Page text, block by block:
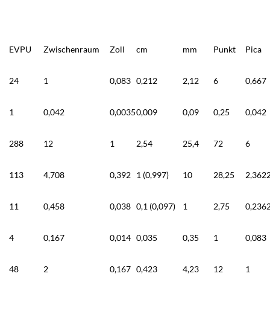
EVPU Zwischenraum Zoll cm mm Punkt Pica
24 1 0,083 0,212 2,12 6 0,667
1 0,042 0,00350,009 0,09 0,25 0,042
288 12 1 2,54 25,4 72 6
113 4,708 0,392 1 (0,997) 10 28,25
11 0,458 0,038 0,1 (0,097) 1 2,75
4 0,167 0,014 0,035 0,35 1 0,083
48 2 0,167 0,423 4,23 12 1